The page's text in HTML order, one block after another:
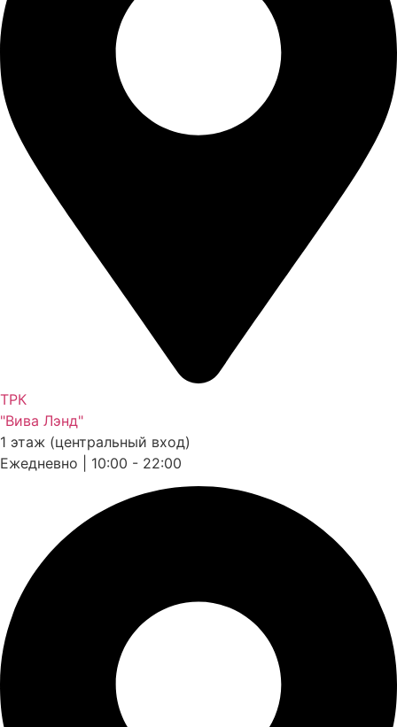
ТРК
"Вива Лэнд"
1 этаж (центральный вход)
Ежедневно | 10:00 - 22:00